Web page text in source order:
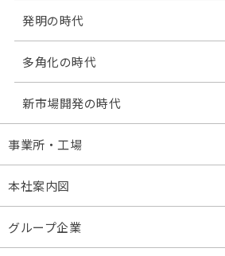
発明の時代
多角化の時代
新市場開発の時代
事業所・工場
本社案内図
グループ企業